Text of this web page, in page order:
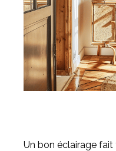
Un bon éclairage